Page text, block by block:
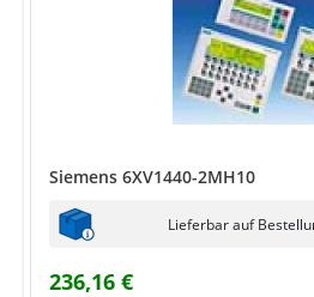
Siemens 6XV1440-2MH10
Lieferbar auf
236,16 €